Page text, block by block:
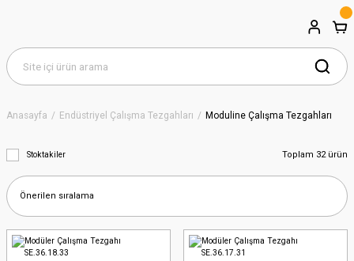
Anasayfa Endüstriyel Çalışma Tezgahları Moduline Çalışma Tezgahları
Stoktakiler Toplam 32 ürün